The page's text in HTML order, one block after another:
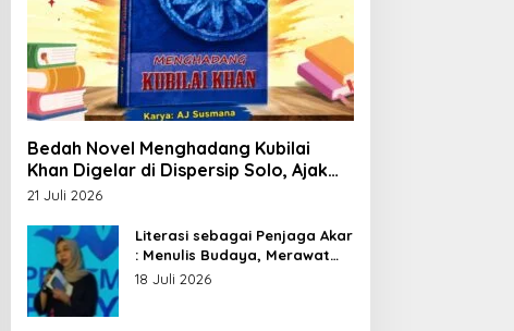
Bedah Novel Menghadang Kubilai
Khan Digelar di Dispersip Solo, Ajak
Publik Menyelami Heroisme Leluhur
21 Juli 2026
Literasi sebagai Penjaga Akar
: Menulis Budaya, Merawat
Identitas
18 Juli 2026